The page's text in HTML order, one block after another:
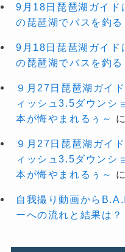
9月18日琵琶湖ガイド
の琵琶湖でバスを釣る
9月18日琵琶湖ガイド
の琵琶湖でバスを釣る
９月27日琵琶湖ガイ
ィッシュ3.5ダウンシ
本が悔やまれるぅ～
に
９月27日琵琶湖ガイ
ィッシュ3.5ダウンシ
本が悔やまれるぅ～
に
自我撮り動画から
ーへの流れと結果は？